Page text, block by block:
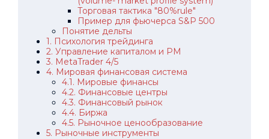
Торговая тактика "80%rule"
Пример для фьючерса S&P 500
Понятие дельты
1. Психология трейдинга
2. Управление капиталом и РМ
3. MetaTrader 4/5
4. Мировая финансовая система
4.1. Мировые финансы
4.2. Финансовые центры
4.3. Финансовый рынок
4.4. Биржа
4.5. Рыночное ценообразование
5. Рыночные инструменты